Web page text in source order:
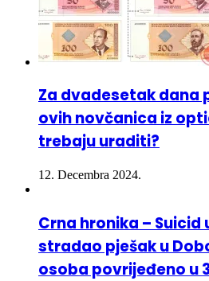
Za dvadesetak dana
ovih novčanica iz
trebaju uraditi?
12. Decembra 2024.
stradao pješak u
osoba povrijeđeno u
nesreće